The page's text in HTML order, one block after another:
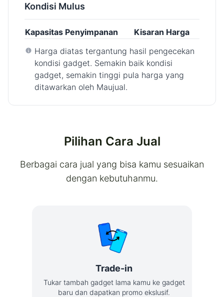
Kondisi Mulus
Kapasitas Penyimpanan
Kisaran Harga
Harga diatas tergantung hasil pengecekan
kondisi gadget. Semakin baik kondisi
gadget, semakin tinggi pula harga yang
ditawarkan oleh Maujual.
Pilihan Cara Jual
Berbagai cara jual yang bisa kamu sesuaikan
dengan kebutuhanmu.
Trade-in
Tukar tambah gadget lama kamu ke gadget
baru dan dapatkan promo ekslusif.